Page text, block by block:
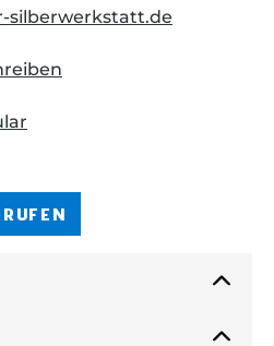
silberwerkstatt.de